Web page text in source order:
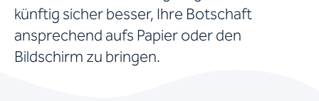
künftig sicher besser, Ihre Botschaft
ansprechend aufs Papier oder den
Bildschirm zu bringen.